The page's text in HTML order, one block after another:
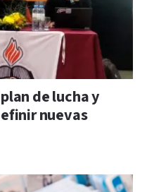
de lucha y
nuevas